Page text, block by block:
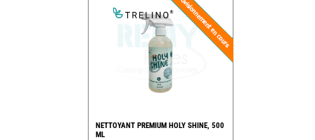
NETTOYANT PREMIUM HOLY SHINE, 500
ML